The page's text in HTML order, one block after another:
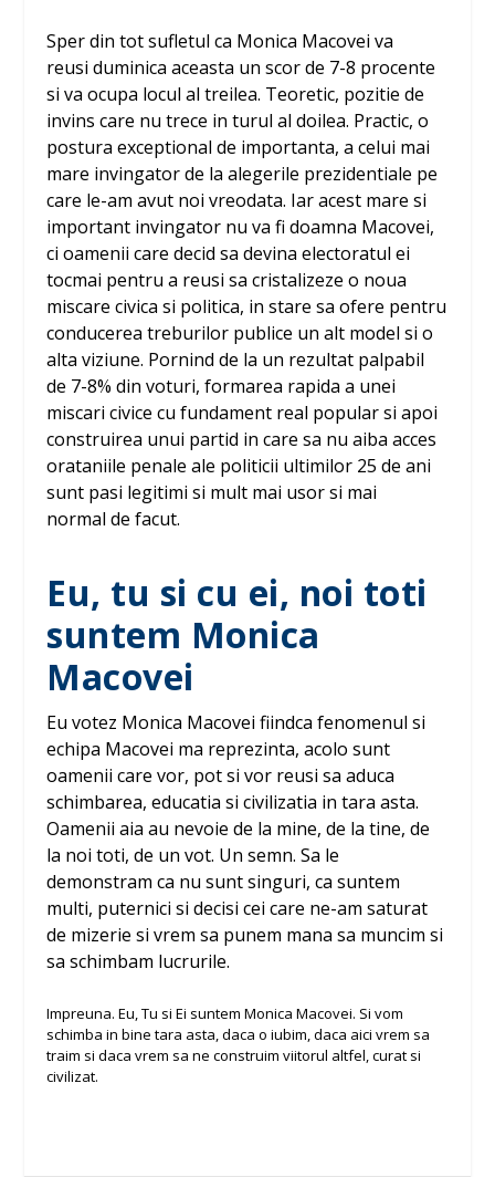
Sper din tot sufletul ca Monica Macovei va
reusi duminica aceasta un scor de 7-8 procente
si va ocupa locul al treilea. Teoretic, pozitie de
invins care nu trece in turul al doilea. Practic, o
postura exceptional de importanta, a celui mai
mare invingator de la alegerile prezidentiale pe
care le-am avut noi vreodata. Iar acest mare si
important invingator nu va fi doamna Macovei,
ci oamenii care decid sa devina electoratul ei
tocmai pentru a reusi sa cristalizeze o noua
miscare civica si politica, in stare sa ofere pentru
conducerea treburilor publice un alt model si o
alta viziune. Pornind de la un rezultat palpabil
de 7-8% din voturi, formarea rapida a unei
miscari civice cu fundament real popular si apoi
construirea unui partid in care sa nu aiba acces
orataniile penale ale politicii ultimilor 25 de ani
sunt pasi legitimi si mult mai usor si mai
normal de facut.
Eu, tu si cu ei, noi toti
suntem Monica
Macovei
Eu votez Monica Macovei fiindca fenomenul si
echipa Macovei ma reprezinta, acolo sunt
oamenii care vor, pot si vor reusi sa aduca
schimbarea, educatia si civilizatia in tara asta.
Oamenii aia au nevoie de la mine, de la tine, de
la noi toti, de un vot. Un semn. Sa le
demonstram ca nu sunt singuri, ca suntem
multi, puternici si decisi cei care ne-am saturat
de mizerie si vrem sa punem mana sa muncim si
sa schimbam lucrurile.
Impreuna. Eu, Tu si Ei suntem Monica Macovei. Si vom
schimba in bine tara asta, daca o iubim, daca aici vrem sa
traim si daca vrem sa ne construim viitorul altfel, curat si
civilizat.